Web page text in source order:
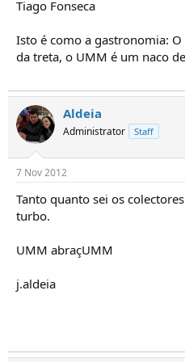
Tiago Fonseca
Isto é como a gastronomia:
da treta, o UMM é um naco
Aldeia
Administrator Staff
7 Nov 2012
Tanto quanto sei os
turbo.
UMM abraçUMM
j.aldeia